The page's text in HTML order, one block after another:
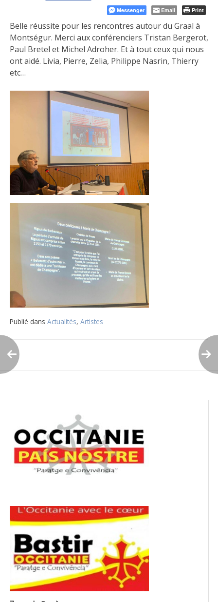
Messenger Email Print
Belle réussite pour les rencontres autour du Graal à
Montségur. Merci aux conférenciers Tristan Bergerot,
Paul Bretel et Michel Adroher. Et à tout ceux qui nous
ont aidé. Livia, Pierre, Zelia, Philippe Nasrin, Thierry
etc…
Publié dans Actualités, Artistes
Navigation
de